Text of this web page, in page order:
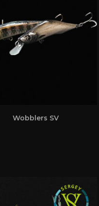
Wobblers SV